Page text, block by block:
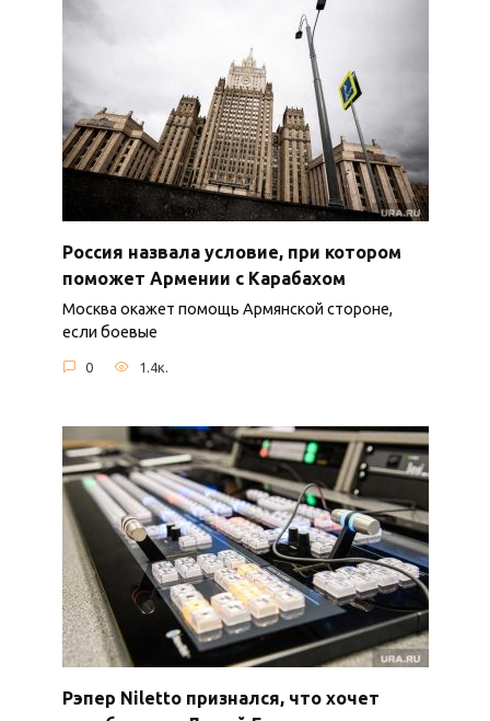
Россия назвала условие, при котором
поможет Армении с Карабахом
Москва окажет помощь Армянской стороне,
если боевые
0 1.4к.
Рэпер Niletto признался, что хочет